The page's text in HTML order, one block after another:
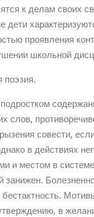
к делам своих
дети
проявления
школьной
поэзия.
слов,
совести,
в действиях
и местом в
занижен.
в